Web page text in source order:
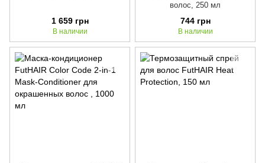
1 659 грн
В наличии
волос, 250 мл
744 грн
В наличии